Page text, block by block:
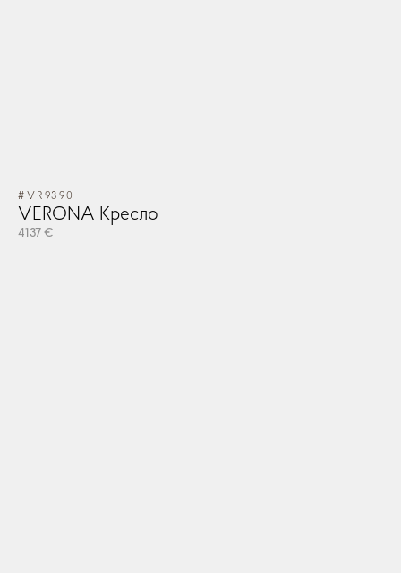
#VR9390
VERONA Кресло
4137 €